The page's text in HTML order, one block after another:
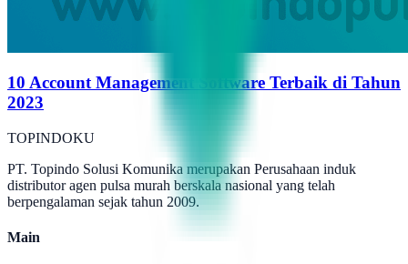
10 Account Management Software Terbaik di Tahun
2023
TOPINDOKU
PT. Topindo Solusi Komunika merupakan Perusahaan induk
distributor agen pulsa murah berskala nasional yang telah
berpengalaman sejak tahun 2009.
Main